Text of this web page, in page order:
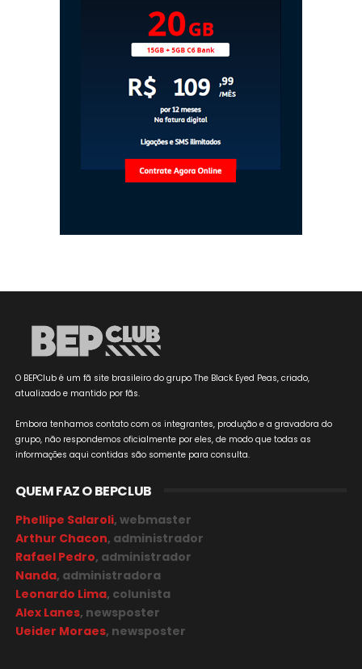
O BEPClub é um fã site brasileiro do grupo The Black Eyed Peas, criado,
atualizado e mantido por fãs.
Embora tenhamos contato com os integrantes, produção e a gravadora do
grupo, não respondemos oficialmente por eles, de modo que todas as
informações aqui contidas são somente para consulta.
QUEM FAZ O BEPCLUB
Phellipe Salaroli, webmaster
Arthur Chacon, administrador
Rafael Pedro, administrador
Nanda, administradora
Leonardo Lima, colunista
Alex Lanes, newsposter
Ueider Moraes, newsposter